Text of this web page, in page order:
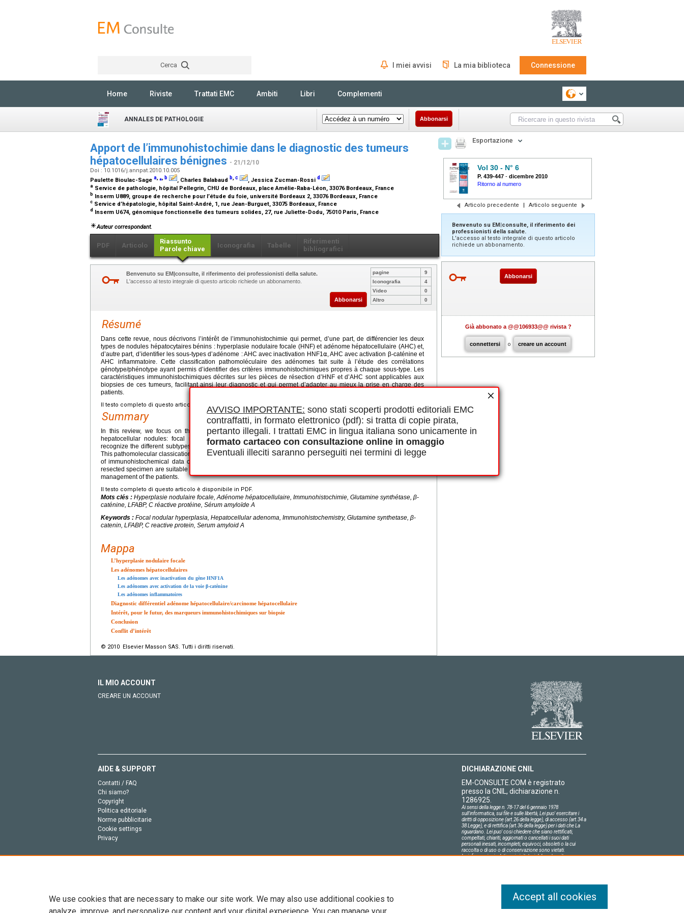
AVVISO IMPORTANTE: sono stati scoperti prodotti editoriali EMC
contraffatti, in formato elettronico (pdf): si tratta di copie pirata,
pertanto illegali. I trattati EMC in lingua italiana sono unicamente in
formato cartaceo con consultazione online in omaggio
Eventuali illeciti saranno perseguiti nei termini di legge
Cerca I miei avvisi La mia biblioteca Connessione
Home Riviste Trattati EMC Ambiti Libri Complementi
ANNALES DE PATHOLOGIE Abbonarsi
Apport de l’immunohistochimie dans le diagnostic des tumeurs
hépatocellulaires bénignes - 21/12/10
Doi : 10.1016/j.annpat.2010.10.005
Paulette Bioulac-Sage a,⁎, b , Charles Balabaud b,c , Jessica Zucman-Rossi d
a Service de pathologie, hôpital Pellegrin, CHU de Bordeaux, place Amélie-Raba-Léon, 33076 Bordeaux, France
b Inserm U889, groupe de recherche pour l’étude du foie, université Bordeaux 2, 33076 Bordeaux, France
c Service d’hépatologie, hôpital Saint-André, 1, rue Jean-Burguet, 33075 Bordeaux, France
d Inserm U674, génomique fonctionnelle des tumeurs solides, 27, rue Juliette-Dodu, 75010 Paris, France
Auteur correspondant.
PDF Articolo
Riassunto
Parole chiave
Iconografia Tabelle
Riferimenti
bibliografici
Benvenuto su EM|consulte, il riferimento dei professionisti della salute.
L'accesso al testo integrale di questo articolo richiede un abbonamento.
Abbonarsi
pagine
9
Iconografia
4
Video
0
Altro
0
Résumé
Dans cette revue, nous décrivons l’intérêt de l’immunohistochimie qui permet, d’une part, de différencier les deux
types de nodules hépatocytaires bénins : hyperplasie nodulaire focale (HNF) et adénome hépatocellulaire (AHC) et,
d’autre part, d’identifier les sous-types d’adénome : AHC avec inactivation HNF1⍺, AHC avec activation β-caténine et
AHC inflammatoire. Cette classification pathomoléculaire des adénomes fait suite à l’étude des corrélations
génotype/phénotype ayant permis d’identifier des critères immunohistochimiques propres à chaque sous-type. Les
caractéristiques immunohistochimiques décrites sur les pièces de résection d’HNF et d’AHC sont applicables aux
biopsies de ces tumeurs, facilitant ainsi leur diagnostic et qui permet d’adapter au mieux la prise en charge des
patients.
Il testo completo di questo articolo è disponibile in PDF.
Summary
In this review, we focus on the interest of immunohistochemistry first, to differentiate the two types of benign
hepatocellular nodules: focal nodular hyperplasia (FNH) and hepatocellular adenoma (HCA) and second, to
recognize the different subtypes of HCA: HNF1⍺ inactivated HCA, β-catenin activated HCA and inflammatory HCA.
This pathomolecular classication followed the study of genotype/phenotype correlations which led to the identification
of immunohistochemical data characteristic of each subgroup. Immunohistochemical characteristics described on
resected specimen are suitable on biopies of these tumors, facilitating their diagnosis and therefore allowing a better
management of the patients.
Il testo completo di questo articolo è disponibile in PDF.
Mots clés : Hyperplasie nodulaire focale, Adénome hépatocellulaire, Immunohistochimie, Glutamine synthétase, β-
caténine, LFABP, C réactive protéine, Sérum amyloïde A
Keywords : Focal nodular hyperplasia, Hepatocellular adenoma, Immunohistochemistry, Glutamine synthetase, β-
catenin, LFABP, C reactive protein, Serum amyloid A
Mappa
L’hyperplasie nodulaire focale
Les adénomes hépatocellulaires
Les adénomes avec inactivation du gène HNF1A
Les adénomes avec activation de la voie β-caténine
Les adénomes inflammatoires
Diagnostic différentiel adénome hépatocellulaire/carcinome hépatocellulaire
Intérêt, pour le futur, des marqueurs immunohistochimiques sur biopsie
Conclusion
Conflit d’intérêt
© 2010 Elsevier Masson SAS. Tutti i diritti riservati.
Esportazione
Vol 30 - N° 6
P. 439-447 - dicembre 2010
Ritorno al numero
Articolo precedente | Articolo seguente
Benvenuto su EM|consulte, il riferimento dei
professionisti della salute.
L'accesso al testo integrale di questo articolo
richiede un abbonamento.
Abbonarsi
Già abbonato a @@106933@@ rivista ?
connettersi o creare un account
IL MIO ACCOUNT
CREARE UN ACCOUNT
AIDE & SUPPORT
Contatti / FAQ
Chi siamo?
Copyright
Politica editoriale
Norme pubblicitarie
Cookie settings
Privacy
DICHIARAZIONE CNIL
EM-CONSULTE.COM è registrato
presso la CNIL, dichiarazione n.
1286925.
Ai sensi della legge n. 78-17 del 6 gennaio 1978
sull'informatica, sui file e sulle libertà, Lei puo' esercitare i
diritti di opposizione (art.26 della legge), di accesso (art.34 a
38 Legge), e di rettifica (art.36 della legge) per i dati che La
riguardano. Lei puo' cosi chiedere che siano rettificati,
compeltati, chiariti, aggiornati o cancellati i suoi dati
personali inesati, incompleti, equivoci, obsoleti o la cui
raccolta o di uso o di conservazione sono vietati.
Le informazioni relative ai visitatori del nostro sito,
We use cookies that are necessary to make our site work. We may also use additional cookies to
Accept all cookies